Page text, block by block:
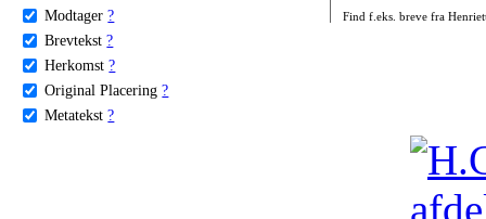
Modtager ?
Brevtekst ?
Herkomst ?
Original Placering ?
Metatekst ?
Find f.eks. breve fra